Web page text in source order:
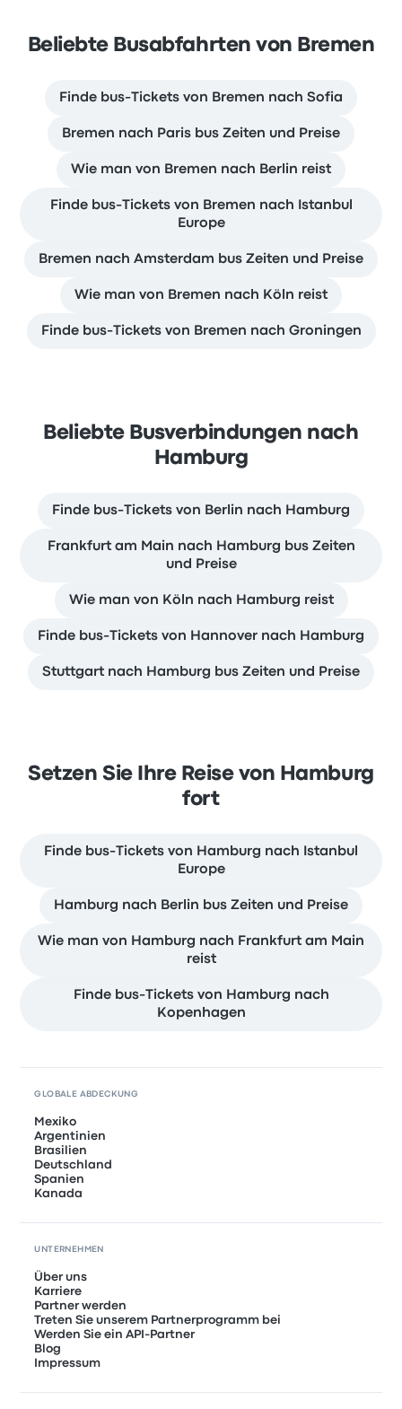
Beliebte Busabfahrten von Bremen
Finde bus-Tickets von Bremen nach Sofia
Bremen nach Paris bus Zeiten und Preise
Wie man von Bremen nach Berlin reist
Finde bus-Tickets von Bremen nach Istanbul
Europe
Bremen nach Amsterdam bus Zeiten und Preise
Wie man von Bremen nach Köln reist
Finde bus-Tickets von Bremen nach Groningen
Beliebte Busverbindungen nach
Hamburg
Finde bus-Tickets von Berlin nach Hamburg
Frankfurt am Main nach Hamburg bus Zeiten
und Preise
Wie man von Köln nach Hamburg reist
Finde bus-Tickets von Hannover nach Hamburg
Stuttgart nach Hamburg bus Zeiten und Preise
Setzen Sie Ihre Reise von Hamburg
fort
Finde bus-Tickets von Hamburg nach Istanbul
Europe
Hamburg nach Berlin bus Zeiten und Preise
Wie man von Hamburg nach Frankfurt am Main
reist
Finde bus-Tickets von Hamburg nach
Kopenhagen
GLOBALE ABDECKUNG
Mexiko
Argentinien
Brasilien
Deutschland
Spanien
Kanada
UNTERNEHMEN
Über uns
Karriere
Partner werden
Treten Sie unserem Partnerprogramm bei
Werden Sie ein API-Partner
Blog
Impressum